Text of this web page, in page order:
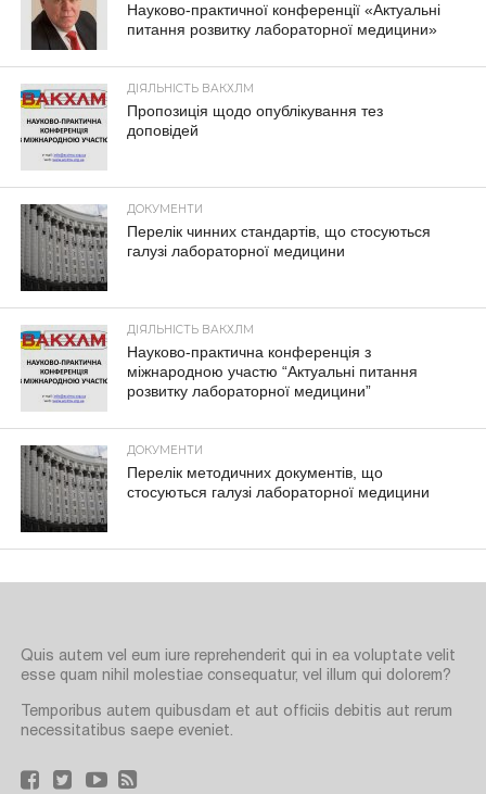
Науково-практичної конференції «Актуальні
питання розвитку лабораторної медицини»
ДІЯЛЬНІСТЬ ВАКХЛМ
Пропозиція щодо опублікування тез
доповідей
ДОКУМЕНТИ
Перелік чинних стандартів, що стосуються
галузі лабораторної медицини
ДІЯЛЬНІСТЬ ВАКХЛМ
Науково-практична конференція з
міжнародною участю “Актуальні питання
розвитку лабораторної медицини”
ДОКУМЕНТИ
Перелік методичних документів, що
стосуються галузі лабораторної медицини
Quis autem vel eum iure reprehenderit qui in ea voluptate velit
esse quam nihil molestiae consequatur, vel illum qui dolorem?
Temporibus autem quibusdam et aut officiis debitis aut rerum
necessitatibus saepe eveniet.